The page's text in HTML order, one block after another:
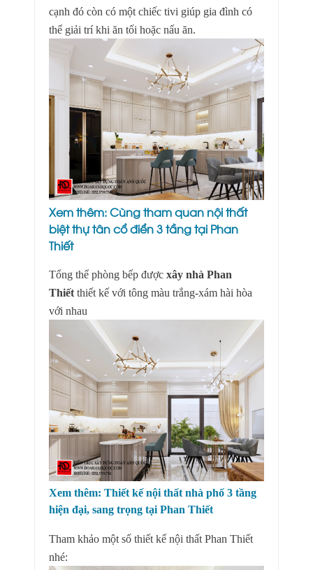
cạnh đó còn có một chiếc tivi giúp gia đình có
thể giải trí khi ăn tối hoặc nấu ăn.
Xem thêm:Cùng tham quan nội thất
biệt thự tân cổ điển 3 tầng tại Phan
Thiết
Tổng thể phòng bếp được xây nhà Phan
Thiết thiết kế với tông màu trắng-xám hài hòa
với nhau
Xem thêm: Thiết kế nội thất nhà phố 3 tầng
hiện đại, sang trọng tại Phan Thiết
Tham khảo một số thiết kế nội thất Phan Thiết
nhé: